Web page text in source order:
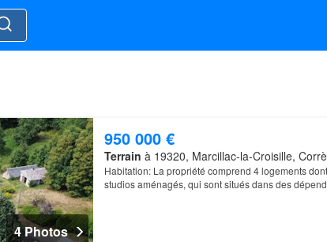
4 Photos
950 000 €
Terrain à 19320, Marcillac-la-Croisille,
Habitation: La propriété comprend 4 logements
studios aménagés, qui sont situés dans des